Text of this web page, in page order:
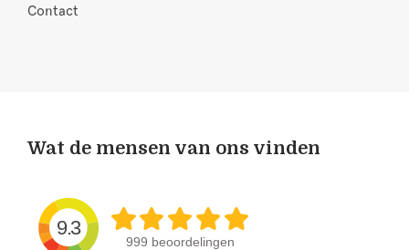
Contact
Wat de mensen van ons vinden
9.3
999 beoordelingen